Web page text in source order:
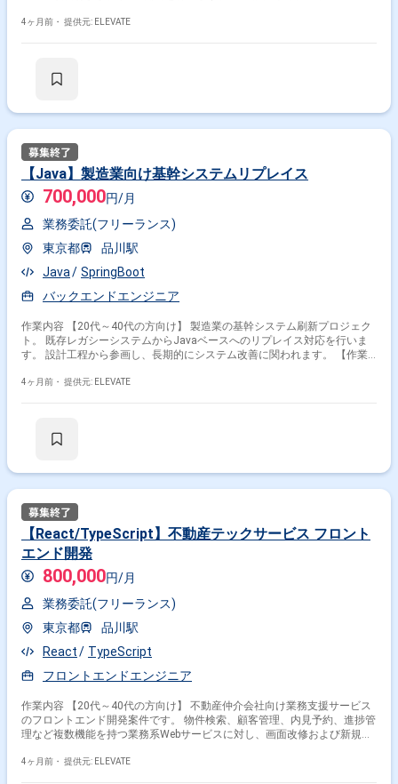
計・開発 ・決済処理ロジックの実装 ・既存機能の改修およびパフォーマ
4ヶ月前・ 提供元: ELEVATE
【Java】製造業向け基幹システムリプレイス
700,000円/月
業務委託(フリーランス)
東京都
品川駅
Java
SpringBoot
バックエンドエンジニア
作業内容 【20代～40代の方向け】 製造業の基幹システム刷新プロジェク
ト。 既存レガシーシステムからJavaベースへのリプレイス対応を行いま
す。 設計工程から参画し、長期的にシステム改善に関われます。 【作業
チ処理開発 ・テスト設計・実施 ・仕様調整・レビュー対応
4ヶ月前・ 提供元: ELEVATE
【React/TypeScript】不動産テックサービス フロント
エンド開発
800,000円/月
業務委託(フリーランス)
東京都
品川駅
React
TypeScript
フロントエンドエンジニア
作業内容 【20代～40代の方向け】 不動産仲介会社向け業務支援サービス
のフロントエンド開発案件です。 物件検索、顧客管理、内見予約、進捗管
理など複数機能を持つ業務系Webサービスに対し、画面改修および新規機
業務フロー理解を踏まえた画面設計や改善提案も期待されています。 チー
4ヶ月前・ 提供元: ELEVATE